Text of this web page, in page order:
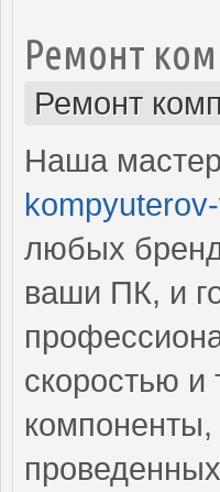
Ремонт
Ремонт
Наша
любых
ваши ПК, и
скоростью и
компоненты,